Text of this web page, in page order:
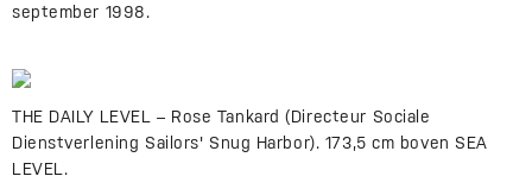
september 1998.
THE DAILY LEVEL – Rose Tankard (Directeur Sociale
Dienstverlening Sailors' Snug Harbor). 173,5 cm boven SEA
LEVEL.